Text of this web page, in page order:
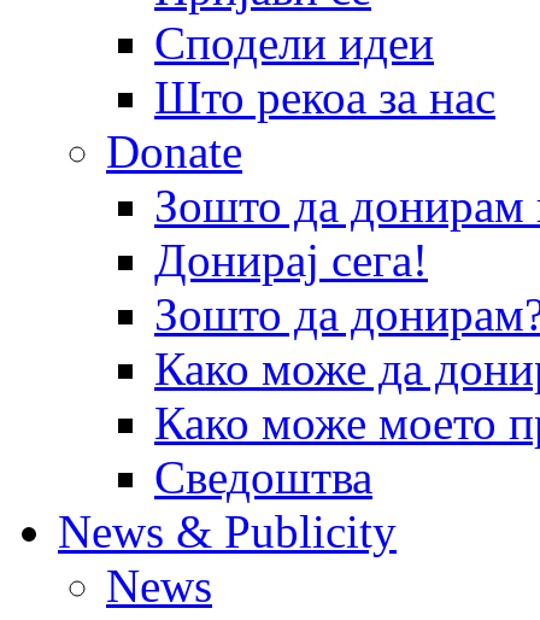
Сподели идеи
Што рекоа за нас
Donate
Зошто да
Донирај сега!
Зошто да
Како може да
Како може моето
Сведоштва
News & Publicity
News